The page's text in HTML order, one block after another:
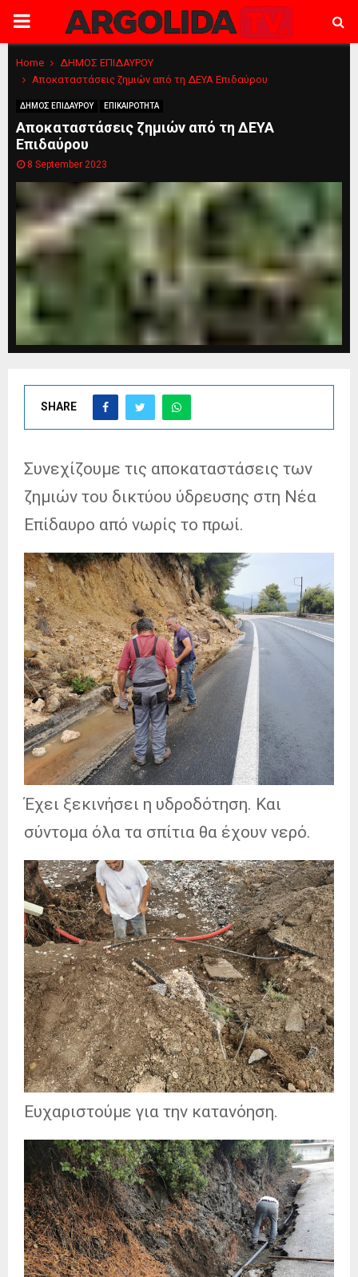
PRIMARY
MENU
Home
ΔΗΜΟΣ ΕΠΙΔΑΥΡΟΥ
Αποκαταστάσεις ζημιών από τη ΔΕΥΑ Επιδαύρου
ΔΗΜΟΣ ΕΠΙΔΑΥΡΟΥ ΕΠΙΚΑΙΡΟΤΗΤΑ
Αποκαταστάσεις ζημιών από τη ΔΕΥΑ
Επιδαύρου
8 September 2023
SHARE
Συνεχίζουμε τις αποκαταστάσεις των
ζημιών του δικτύου ύδρευσης στη Νέα
Επίδαυρο από νωρίς το πρωί.
Έχει ξεκινήσει η υδροδότηση. Και
σύντομα όλα τα σπίτια θα έχουν νερό.
Ευχαριστούμε για την κατανόηση.